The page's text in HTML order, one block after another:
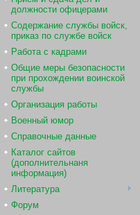
должности офицерами
Содержание службы войск,
приказ по службе войск
Работа с кадрами
Общие меры безопасности
при прохождении воинской
службы
Организация работы
Военный юмор
Справочные данные
Каталог сайтов
(дополнительнаня
информация)
Литература
Форум